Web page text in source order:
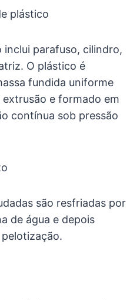
plástico
inclui parafuso, cilindro,
O plástico é
fundida uniforme
e formado em
contínua sob pressão
são resfriadas por
de água e depois